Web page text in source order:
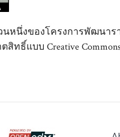
นหนึ่งของโครงการพัฒนา
ธิ์แบบ Creative Commons